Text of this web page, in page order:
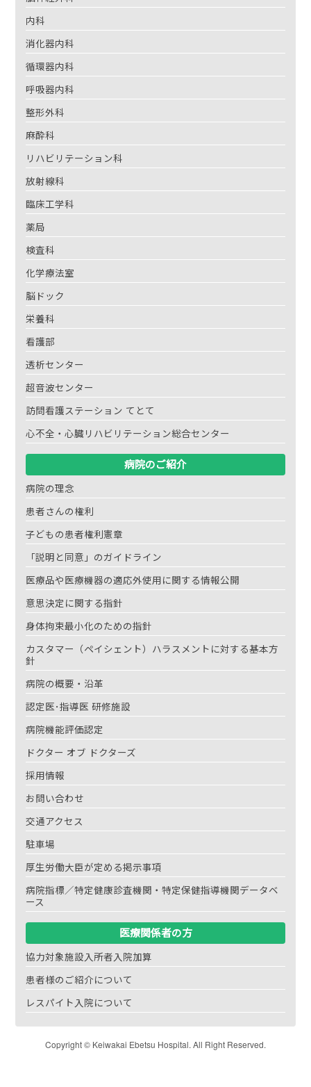
内科
消化器内科
循環器内科
呼吸器内科
整形外科
麻酔科
リハビリテーション科
放射線科
臨床工学科
薬局
検査科
化学療法室
脳ドック
栄養科
看護部
透析センター
超音波センター
訪問看護ステーション てとて
心不全・心臓リハビリテーション総合センター
病院のご紹介
病院の理念
患者さんの権利
子どもの患者権利憲章
「説明と同意」のガイドライン
医療品や医療機器の適応外使用に関する情報公開
意思決定に関する指針
身体拘束最小化のための指針
カスタマー（ペイシェント）ハラスメントに対する基本方
針
病院の概要・沿革
認定医･指導医 研修施設
病院機能評価認定
ドクター オブ ドクターズ
採用情報
お問い合わせ
交通アクセス
駐車場
厚生労働大臣が定める掲示事項
病院指標／特定健康診査機関・特定保健指導機関データベ
ース
医療関係者の方
協力対象施設入所者入院加算
患者様のご紹介について
レスパイト入院について
Copyright © Keiwakai Ebetsu Hospital. All Right Reserved.